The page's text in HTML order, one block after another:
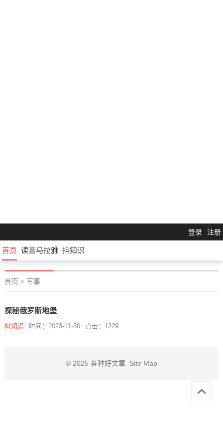
登录 注册
首页 读喜马拉雅 抖知识
首页 > 军事
探秘俄罗斯地堡
抖知识 时间：2023-11-30 点击：1229
© 2025 各种好文章 Site Map